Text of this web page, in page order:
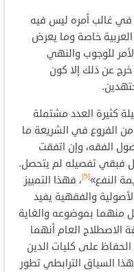
غالب أمره ليس فيه
العربية خاصة وما يعرض
للوجوب والنهي
عن ذلك إلا كون
كثيرة العدد مشتملة
الفروع في الشريعة ما
الفقه، وإن اتفقت
فبقي تفصيله لم يتحصل.
النفع»[5]
، فهذا التمييز
والفقهية يفيد
بموضوعه والغاية
العام أنهما
على كليات الدين
السياق الترابطي تطور